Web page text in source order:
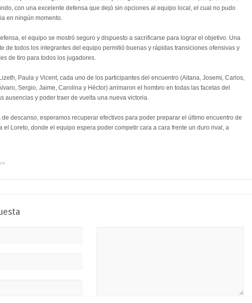
con una excelente defensa que dejó sin opciones al equipo local, el cual no pudo
en ningún momento.
el equipo se mostró seguro y dispuesto a sacrificarse para lograr el objetivo. Una
de todos los integrantes del equipo permitió buenas y rápidas transiciones ofensivas y
de tiro para todos los jugadores.
Paula y Vicent, cada uno de los participantes del encuentro (Aitana, Josemi, Carlos,
Sergio, Jaime, Carolina y Héctor) arrimaron el hombro en todas las facetas del
ausencias y poder traer de vuelta una nueva victoria.
descanso, esperamos recuperar efectivos para poder preparar el último encuentro de
el Loreto, donde el equipo espera poder competir cara a cara frente un duro rival, a